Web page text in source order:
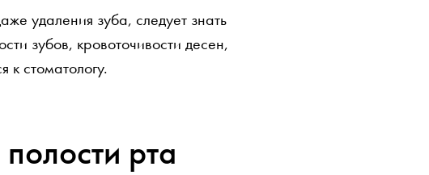
удаления зуба, следует знать
зубов, кровоточивости десен,
стоматологу.
рта